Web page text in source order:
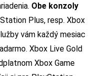
Obe konzoly
Plus, resp. Xbox
vám každý mesiac
Xbox Live Gold
Xbox Game